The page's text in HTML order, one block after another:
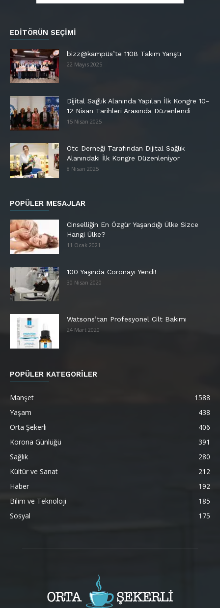
EDITÖRÜN SEÇIMI
bizz@kampüs’te 1108 Takım Yarıştı
22 Mayıs 2025
Dijital Sağlık Alanında Yapılan İlk Kongre 10-
12 Nisan Tarihleri Arasında Düzenlendi
15 Nisan 2025
Otc Derneği Tarafından Dijital Sağlık
Alanındaki İlk Kongre Düzenleniyor
8 Nisan 2025
POPÜLER MESAJLAR
Cinselliğin En Özgür Yaşandığı Ülke Sizce
Hangi Ülke?
11 Ocak 2021
100 Yaşında Coronayı Yendi!
30 Nisan 2020
Watsons’tan Profesyonel Cilt Bakımı
24 Mart 2020
POPÜLER KATEGORİLER
Manşet
1588
Yaşam
438
Orta Şekerli
406
Korona Günlüğü
391
Sağlık
280
Kültür ve Sanat
212
Haber
192
Bilim ve Teknoloji
185
Sosyal
175